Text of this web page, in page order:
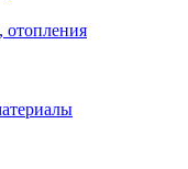
отопления